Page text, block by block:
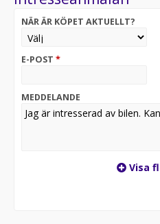
Wasa Kredit till förmånlig
handpenning går att lösa.
Länsförsäkringar ingår på
6-24 månaders garanti via
Vi byter in din Bil.
på Storheden i Luleå, ring
NÄR ÄR KÖPET AKTUELLT?
E-POST *
MEDDELANDE
Visa